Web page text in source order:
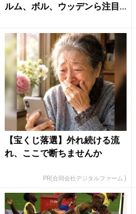
ルム、ボル、ウッデンら注目...
【宝くじ落選】外れ続ける流
れ、ここで断ちませんか
PR(合同会社デジタルファーム )